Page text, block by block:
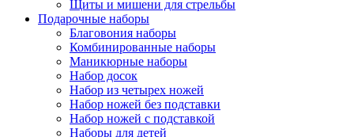
Щиты и мишени для стрельбы
Подарочные наборы
Благовония наборы
Комбинированные наборы
Маникюрные наборы
Набор досок
Набор из четырех ножей
Набор ножей без подставки
Набор ножей с подставкой
Наборы для детей